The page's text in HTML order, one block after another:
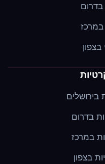
בדרום
במרכז
בצפון
בירושלים
בדרום
במרכז
בצפון